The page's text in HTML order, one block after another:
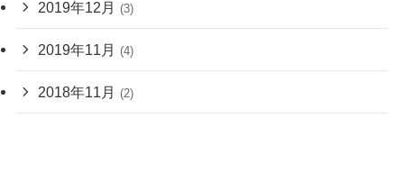
2019年12月 (3)
2019年11月 (4)
2018年11月 (2)